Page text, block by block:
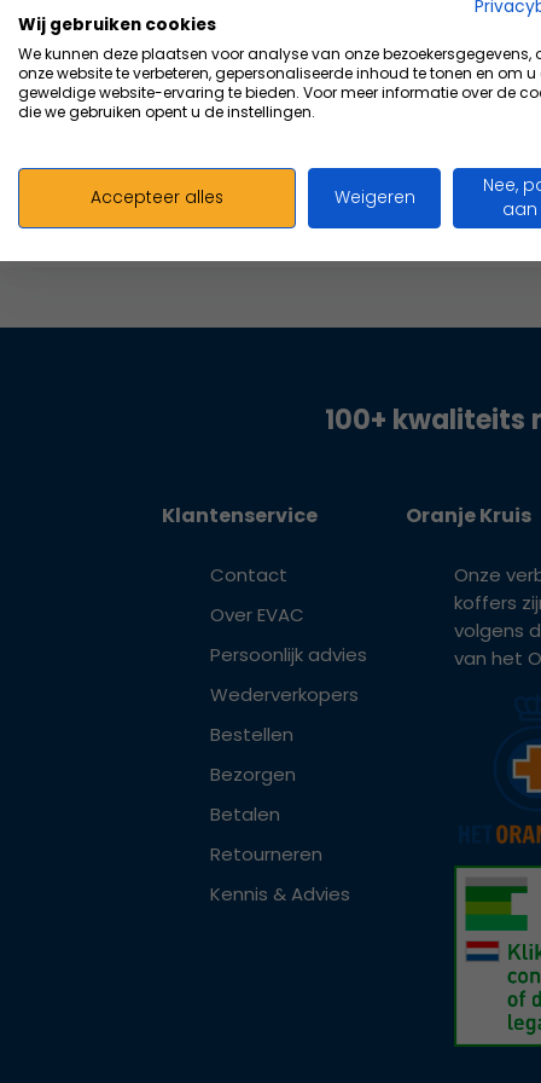
Vergelijk
66,58Excl.
100+ kwaliteits
Klantenservice
Contact
Over EVAC
Persoonlijk advies
Wederverkopers
Bestellen
Bezorgen
Betalen
Retourneren
Kennis & Advies
Oranje Kruis
Onze
koffers
volgens
van het
Wij gebruiken cookies
We kunnen deze plaatsen voor analyse van onze bezoekersgegevens,
onze website te verbeteren, gepersonaliseerde inhoud te tonen en om u
geweldige website-ervaring te bieden. Voor meer informatie over de
die we gebruiken opent u de instellingen.
Accepteer alles Weigeren
Nee,
aan